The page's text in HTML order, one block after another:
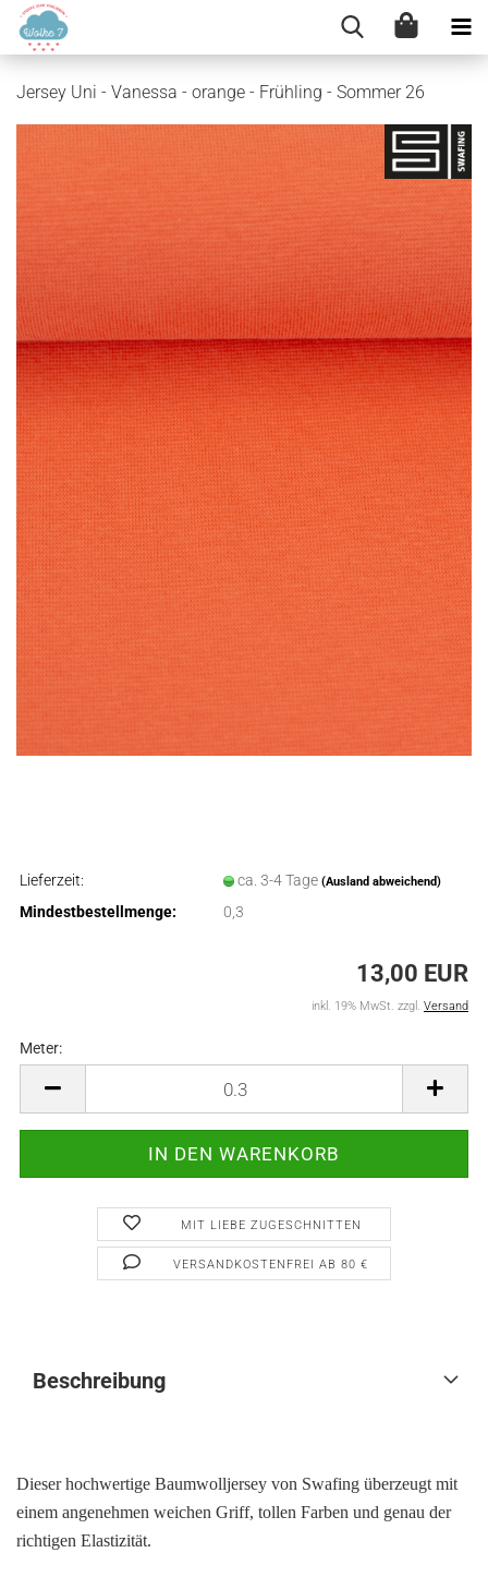
Jersey Uni - Vanessa - orange - Frühling - Sommer 26
Lieferzeit: ca. 3-4 Tage (Ausland abweichend)
Mindestbestellmenge: 0,3
13,00 EUR
inkl. 19% MwSt. zzgl. Versand
Meter:
MIT LIEBE ZUGESCHNITTEN
VERSANDKOSTENFREI AB 80 €
Beschreibung
Dieser hochwertige Baumwolljersey von Swafing überzeugt mit
einem angenehmen weichen Griff, tollen Farben und genau der
richtigen Elastizität.